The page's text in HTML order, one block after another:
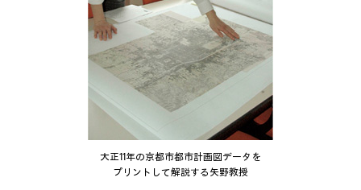
大正11年の京都市都市計画図データを
プリントして解説する矢野教授